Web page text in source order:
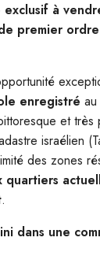
exclusif à
premier
enregistré
et très
israélien
des zones
quartiers
.
dans une